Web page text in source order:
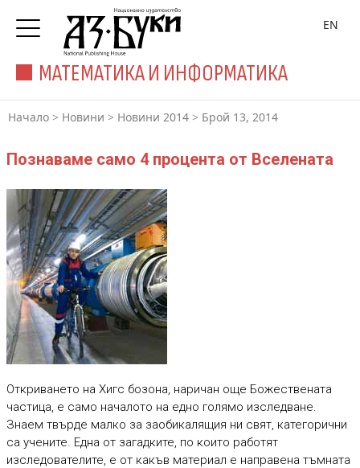
МАТЕМАТИКА И ИНФОРМАТИКА
EN
Начало > Новини > Новини 2014 > Брой 13, 2014
Познаваме само 4 процента от Вселената
Откриването на Хигс бозона, наричан още Божествената
частица, е само началото на едно голямо изследване.
Знаем твърде малко за заобикалящия ни свят, категорични
са учените. Една от загадките, по които работят
изследователите, е от какъв материал е направена тъмната